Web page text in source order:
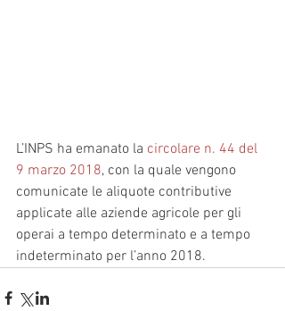
L’INPS ha emanato la circolare n. 44 del
9 marzo 2018, con la quale vengono
comunicate le aliquote contributive
applicate alle aziende agricole per gli
operai a tempo determinato e a tempo
indeterminato per l’anno 2018.